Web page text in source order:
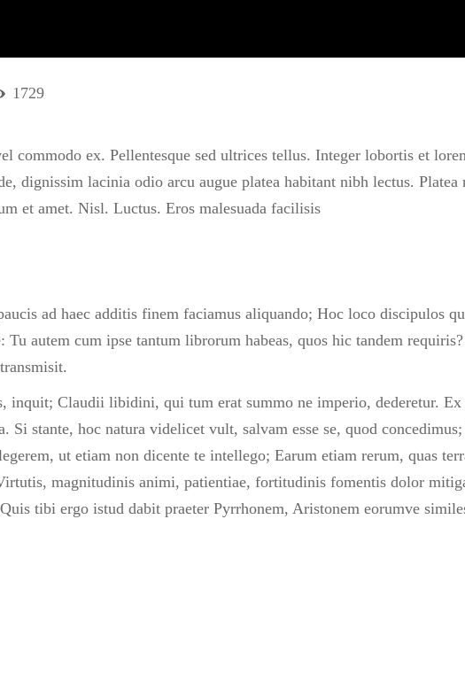
1729
commodo ex. Pellentesque sed ultrices tellus. Integer lobortis et
dignissim lacinia odio arcu augue platea habitant nibh lectus. Platea
et amet. Nisl. Luctus. Eros malesuada facilisis
ad haec additis finem faciamus aliquando; Hoc loco discipulos
autem cum ipse tantum librorum habeas, quos hic tandem
Claudii libidini, qui tum erat summo ne imperio, dederetur. Ex
stante, hoc natura videlicet vult, salvam esse se, quod
ut etiam non dicente te intellego; Earum etiam rerum, quas
magnitudinis animi, patientiae, fortitudinis fomentis dolor
tibi ergo istud dabit praeter Pyrrhonem, Aristonem eorumve